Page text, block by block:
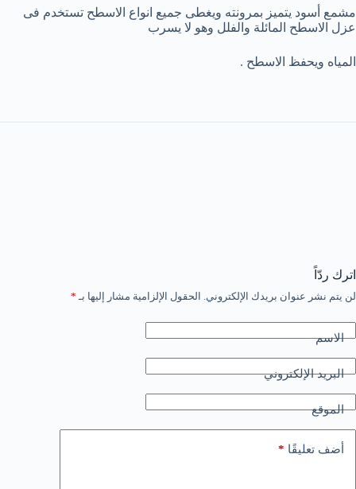
مشمع أسود يتميز بمرونته ويغطى جميع انواع الاسطح تستخدم فى
عزل الاسطح المائلة والفلل وهو لا يسرب
المياه ويحفظ الاسطح .
اترك ردّاً
لن يتم نشر عنوان بريدك الإلكتروني. الحقول الإلزامية مشار إليها بـ *
الاسم
البريد الإلكتروني
الموقع
أضف تعليقًا *